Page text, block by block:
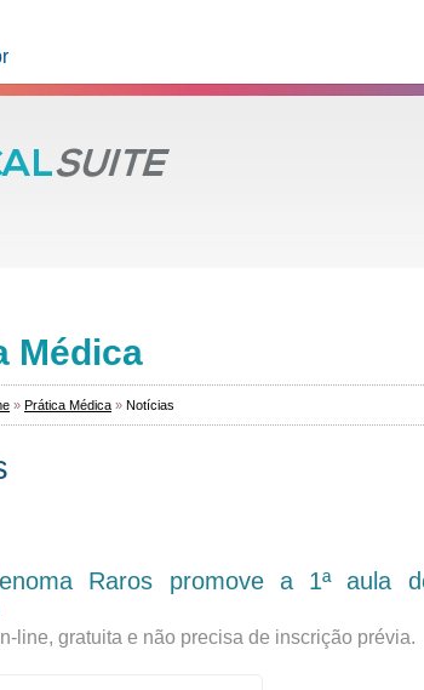
Médica
» Prática Médica » Notícias
Raros promove a 1ª aula
line, gratuita e não precisa de inscrição prévia.